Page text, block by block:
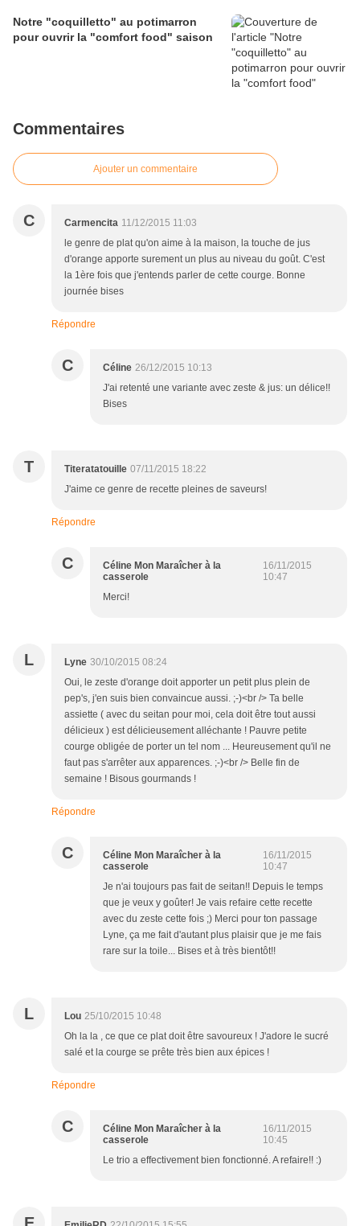
Notre "coquilletto" au potimarron
pour ouvrir la "comfort food" saison
Commentaires
Ajouter un commentaire
C Carmencita 11/12/2015 11:03
le genre de plat qu'on aime à la maison, la touche de jus
d'orange apporte surement un plus au niveau du goût. C'est
la 1ère fois que j'entends parler de cette courge. Bonne
journée bises
Répondre
C Céline 26/12/2015 10:13
J'ai retenté une variante avec zeste & jus: un délice!!
Bises
T Titeratatouille 07/11/2015 18:22
J'aime ce genre de recette pleines de saveurs!
Répondre
C
Céline Mon Maraîcher à la
casserole
16/11/2015
10:47
Merci!
L Lyne 30/10/2015 08:24
Oui, le zeste d'orange doit apporter un petit plus plein de
pep's, j'en suis bien convaincue aussi. ;-)<br /> Ta belle
assiette ( avec du seitan pour moi, cela doit être tout aussi
délicieux ) est délicieusement alléchante ! Pauvre petite
courge obligée de porter un tel nom ... Heureusement qu'il ne
faut pas s'arrêter aux apparences. ;-)<br /> Belle fin de
semaine ! Bisous gourmands !
Répondre
C
Céline Mon Maraîcher à la
casserole
16/11/2015
10:47
Je n'ai toujours pas fait de seitan!! Depuis le temps
que je veux y goûter! Je vais refaire cette recette
avec du zeste cette fois ;) Merci pour ton passage
Lyne, ça me fait d'autant plus plaisir que je me fais
rare sur la toile... Bises et à très bientôt!!
L Lou 25/10/2015 10:48
Oh la la , ce que ce plat doit être savoureux ! J'adore le sucré
salé et la courge se prête très bien aux épices !
Répondre
C
Céline Mon Maraîcher à la
casserole
16/11/2015
10:45
Le trio a effectivement bien fonctionné. A refaire!! :)